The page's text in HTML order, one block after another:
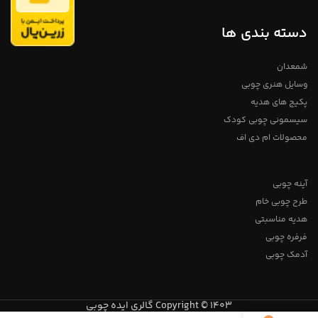
شماره 09357478096 از
طریق واتساپ و تلگرام
دسته بندی ها
شمعدان
وسایل هنری چوبی
پکیج های هدیه
سیسمونی چوبی کودک
محصولات ام دی اف
آینه چوبی
طرح چوبی خام
هدیه مناسبتی
فرفره چوبی
آدمک چوبی
Copyright © 1403 گالری ایده چوبی